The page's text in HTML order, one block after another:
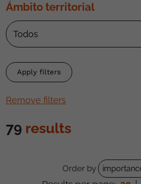
Ámbito territorial
Remove filters
79 results
Order by